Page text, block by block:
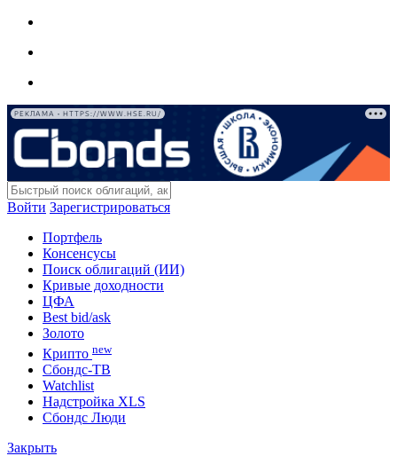
РЕКЛАМА • HTTPS://WWW.HSE.RU/
Войти Зарегистрироваться
Портфель
Консенсусы
Поиск облигаций (ИИ)
Кривые доходности
ЦФА
Best bid/ask
Золото
Крипто new
Сбондс-ТВ
Watchlist
Надстройка XLS
Сбондс Люди
Закрыть